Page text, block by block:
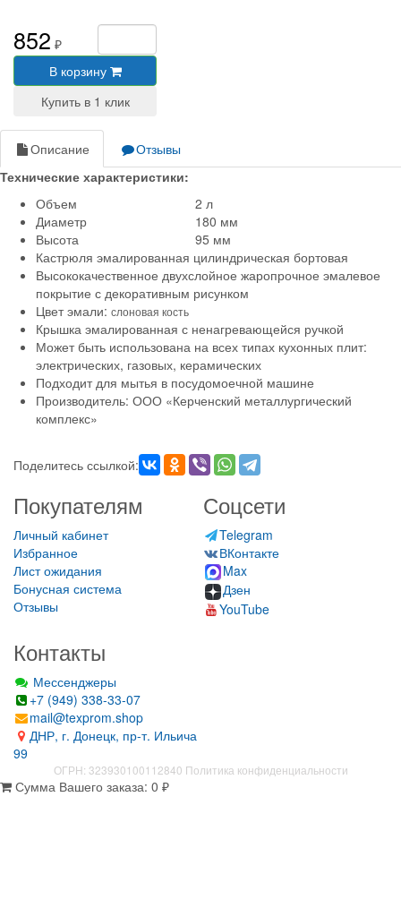
852 ₽
В корзину
Описание
Отзывы
Технические характеристики:
Объем
2 л
Диаметр
180 мм
Высота
95 мм
Кастрюля эмалированная цилиндрическая бортовая
Высококачественное двухслойное жаропрочное эмалевое
покрытие с декоративным рисунком
Цвет эмали: слоновая кость
Крышка эмалированная с ненагревающейся ручкой
Может быть использована на всех типах кухонных плит:
электрических, газовых, керамических
Подходит для мытья в посудомоечной машине
Производитель: ООО «Керченский металлургический
комплекс»
Поделитесь ссылкой:
Покупателям
Личный кабинет
Избранное
Лист ожидания
Бонусная система
Отзывы
Соцсети
Telegram
ВКонтакте
Max
Дзен
YouTube
Контакты
Мессенджеры
+7 (949) 338-33-07
mail@texprom.shop
ДНР, г. Донецк, пр-т. Ильича
99
ОГРН: 323930100112840 Политика конфиденциальности
Сумма Вашего заказа: 0 ₽